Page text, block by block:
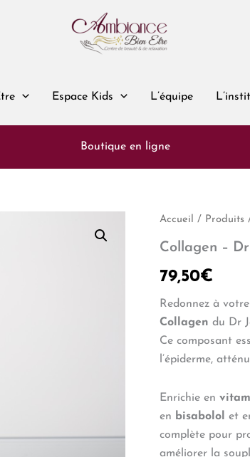
Espace Kids L’équipe
Boutique en ligne
Accueil / Produits
Collagen –
79,50€
Redonnez à
Collagen du Dr
Ce composant
l’épiderme,
Enrichie en
en bisabolol et
complète pour
améliorer la